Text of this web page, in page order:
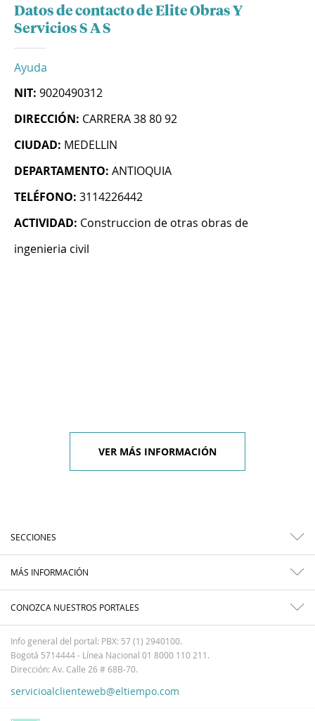
Datos de contacto de Elite Obras Y
Servicios S A S
Ayuda
NIT: 9020490312
DIRECCIÓN: CARRERA 38 80 92
CIUDAD: MEDELLIN
DEPARTAMENTO: ANTIOQUIA
TELÉFONO: 3114226442
ACTIVIDAD: Construccion de otras obras de
ingenieria civil
VER MÁS INFORMACIÓN
SECCIONES
MÁS INFORMACIÓN
CONOZCA NUESTROS PORTALES
Info general del portal: PBX: 57 (1) 2940100.
Bogotá 5714444 - Línea Nacional 01 8000 110 211.
Dirección: Av. Calle 26 # 68B-70.
servicioalclienteweb@eltiempo.com